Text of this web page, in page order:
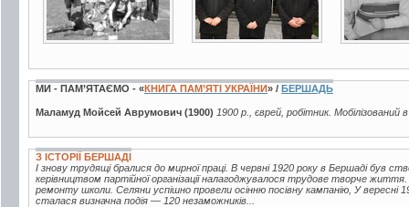
МИ - ПАМ’ЯТАЄМО - «КНИГА ПАМ’ЯТІ УКРАЇНИ» / БЕРШАДЬ
Маламуд Мойсей Аврумович (1900) 1900 р., єврей, робітник.
З ІСТОРІЇ БЕРШАДІ
І знову трудящі бралися до мирної праці. В червні 1920 року в Бершаді був
керівництвом партійної організації налагоджувалося трудове творче
ремонту школи. Селяни успішно провели осінню посівну кампанію, У
сталася визначна подія — 120 незаможників...